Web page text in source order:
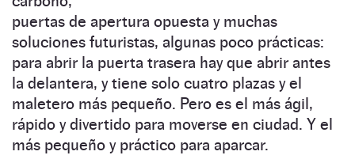
puertas de apertura opuesta y muchas
soluciones futuristas, algunas poco prácticas:
para abrir la puerta trasera hay que abrir antes
la delantera, y tiene solo cuatro plazas y el
maletero más pequeño. Pero es el más ágil,
rápido y divertido para moverse en ciudad. Y el
más pequeño y práctico para aparcar.